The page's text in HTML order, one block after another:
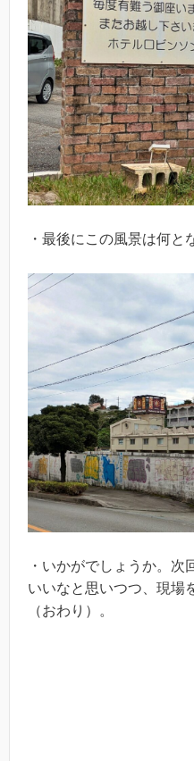
・最後にこの風景は何と
・いかがでしょうか。
いいなと思いつつ、現場
（おわり）。